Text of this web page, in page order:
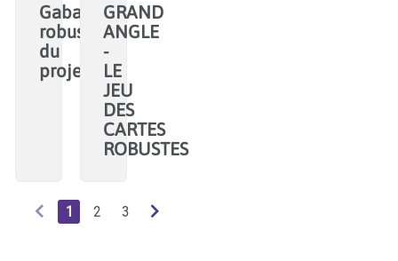
Gabarits
robustesse
du
projet
GRAND
ANGLE
-
LE
JEU
DES
CARTES
ROBUSTES
1 2 3